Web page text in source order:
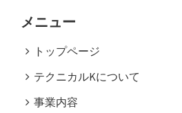
メニュー
トップページ
テクニカルKについて
事業内容